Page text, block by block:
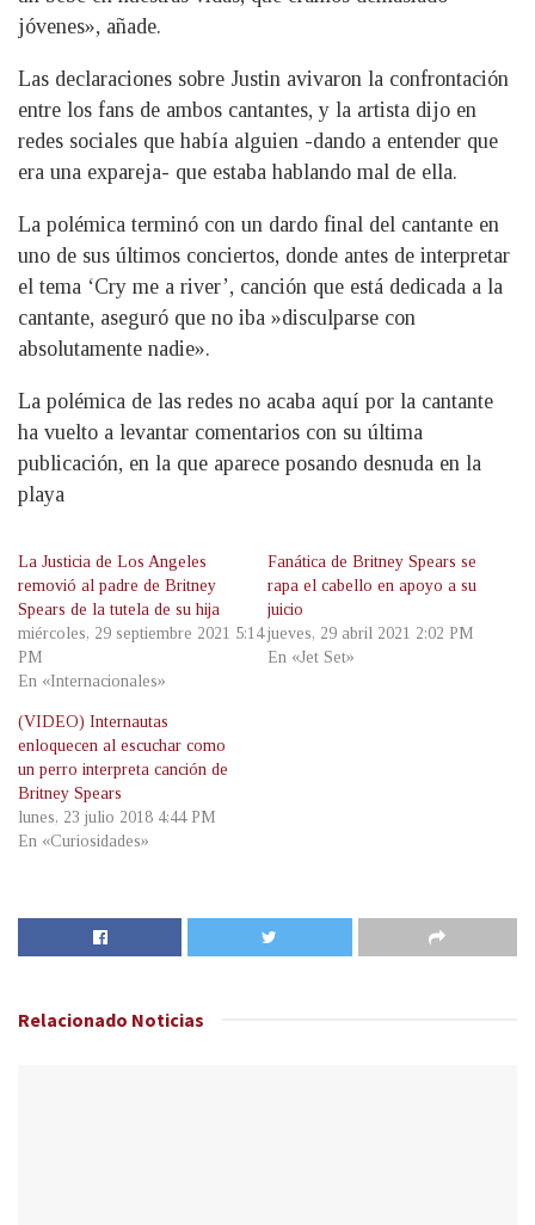
jóvenes», añade.
Las declaraciones sobre Justin avivaron la confrontación
entre los fans de ambos cantantes, y la artista dijo en
redes sociales que había alguien -dando a entender que
era una expareja- que estaba hablando mal de ella.
La polémica terminó con un dardo final del cantante en
uno de sus últimos conciertos, donde antes de interpretar
el tema ‘Cry me a river’, canción que está dedicada a la
cantante, aseguró que no iba »disculparse con
absolutamente nadie».
La polémica de las redes no acaba aquí por la cantante
ha vuelto a levantar comentarios con su última
publicación, en la que aparece posando desnuda en la
playa
La Justicia de Los Angeles
removió al padre de Britney
Spears de la tutela de su hija
miércoles, 29 septiembre 2021 5:14
PM
En «Internacionales»
Fanática de Britney Spears se
rapa el cabello en apoyo a su
juicio
jueves, 29 abril 2021 2:02 PM
En «Jet Set»
(VIDEO) Internautas
enloquecen al escuchar como
un perro interpreta canción de
Britney Spears
lunes, 23 julio 2018 4:44 PM
En «Curiosidades»
Relacionado Noticias